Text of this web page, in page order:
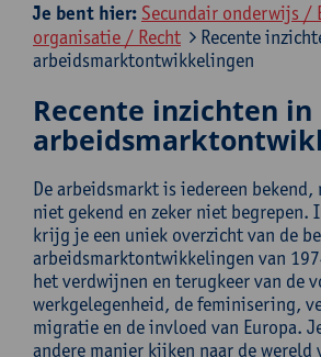
Je bent hier: Secundair onderwijs /
organisatie / Recht
Recente
arbeidsmarktontwikkelingen
Recente inzichten in
De arbeidsmarkt is iedereen bekend,
niet gekend en zeker niet begrepen.
krijg je een uniek overzicht van de
arbeidsmarktontwikkelingen van
het verdwijnen en terugkeer van de
werkgelegenheid, de feminisering,
migratie en de invloed van Europa.
andere manier kijken naar de wereld